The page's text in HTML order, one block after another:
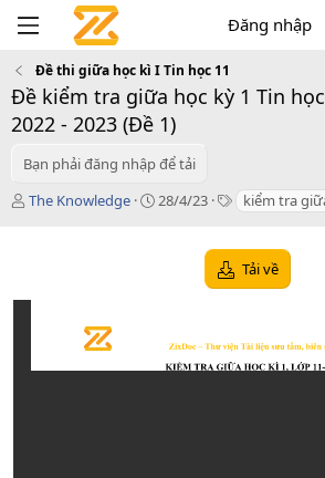
Đăng nhập
Đề thi giữa học kì I Tin học 11
Đề kiểm tra giữa học kỳ 1 Tin
2022 - 2023 (Đề 1)
Bạn phải đăng nhập để tải
T
ả
The Knowledge
C
28/4/23
T kiểm tra
Tải về